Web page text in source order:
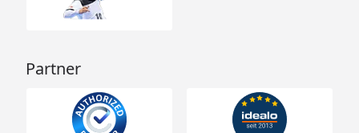
Partner